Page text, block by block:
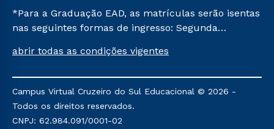
*Para a Graduação EAD, as matrículas serão isentas
nas seguintes formas de ingresso: Segunda
Já para as demais, a taxa de matrícula será de R$
mencionadas são referentes aos cursos: Ensino
Religioso, Geografia para a Docência e Metodologia
do Ensino de História: Questões Atuais.
abrir todas as condições vigentes
Campus Virtual Cruzeiro do Sul Educacional © 2026 -
Todos os direitos reservados.
CNPJ: 62.984.091/0001-02